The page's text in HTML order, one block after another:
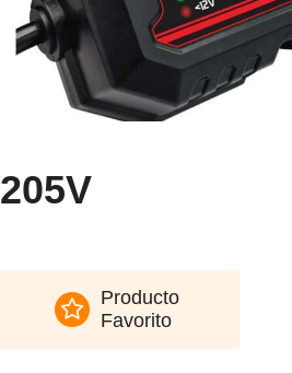
205V
Producto
Favorito